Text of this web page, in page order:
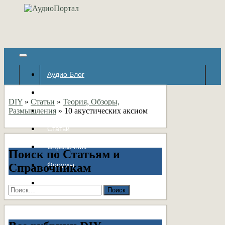
Аудио Блог
Авторские страницы
Статьи
Справочник
Форумы
DIY » Статьи » Теория, Обзоры,
Размышления » 10 акустических аксиом
Поиск по Статьям и
Справочникам
Найти: